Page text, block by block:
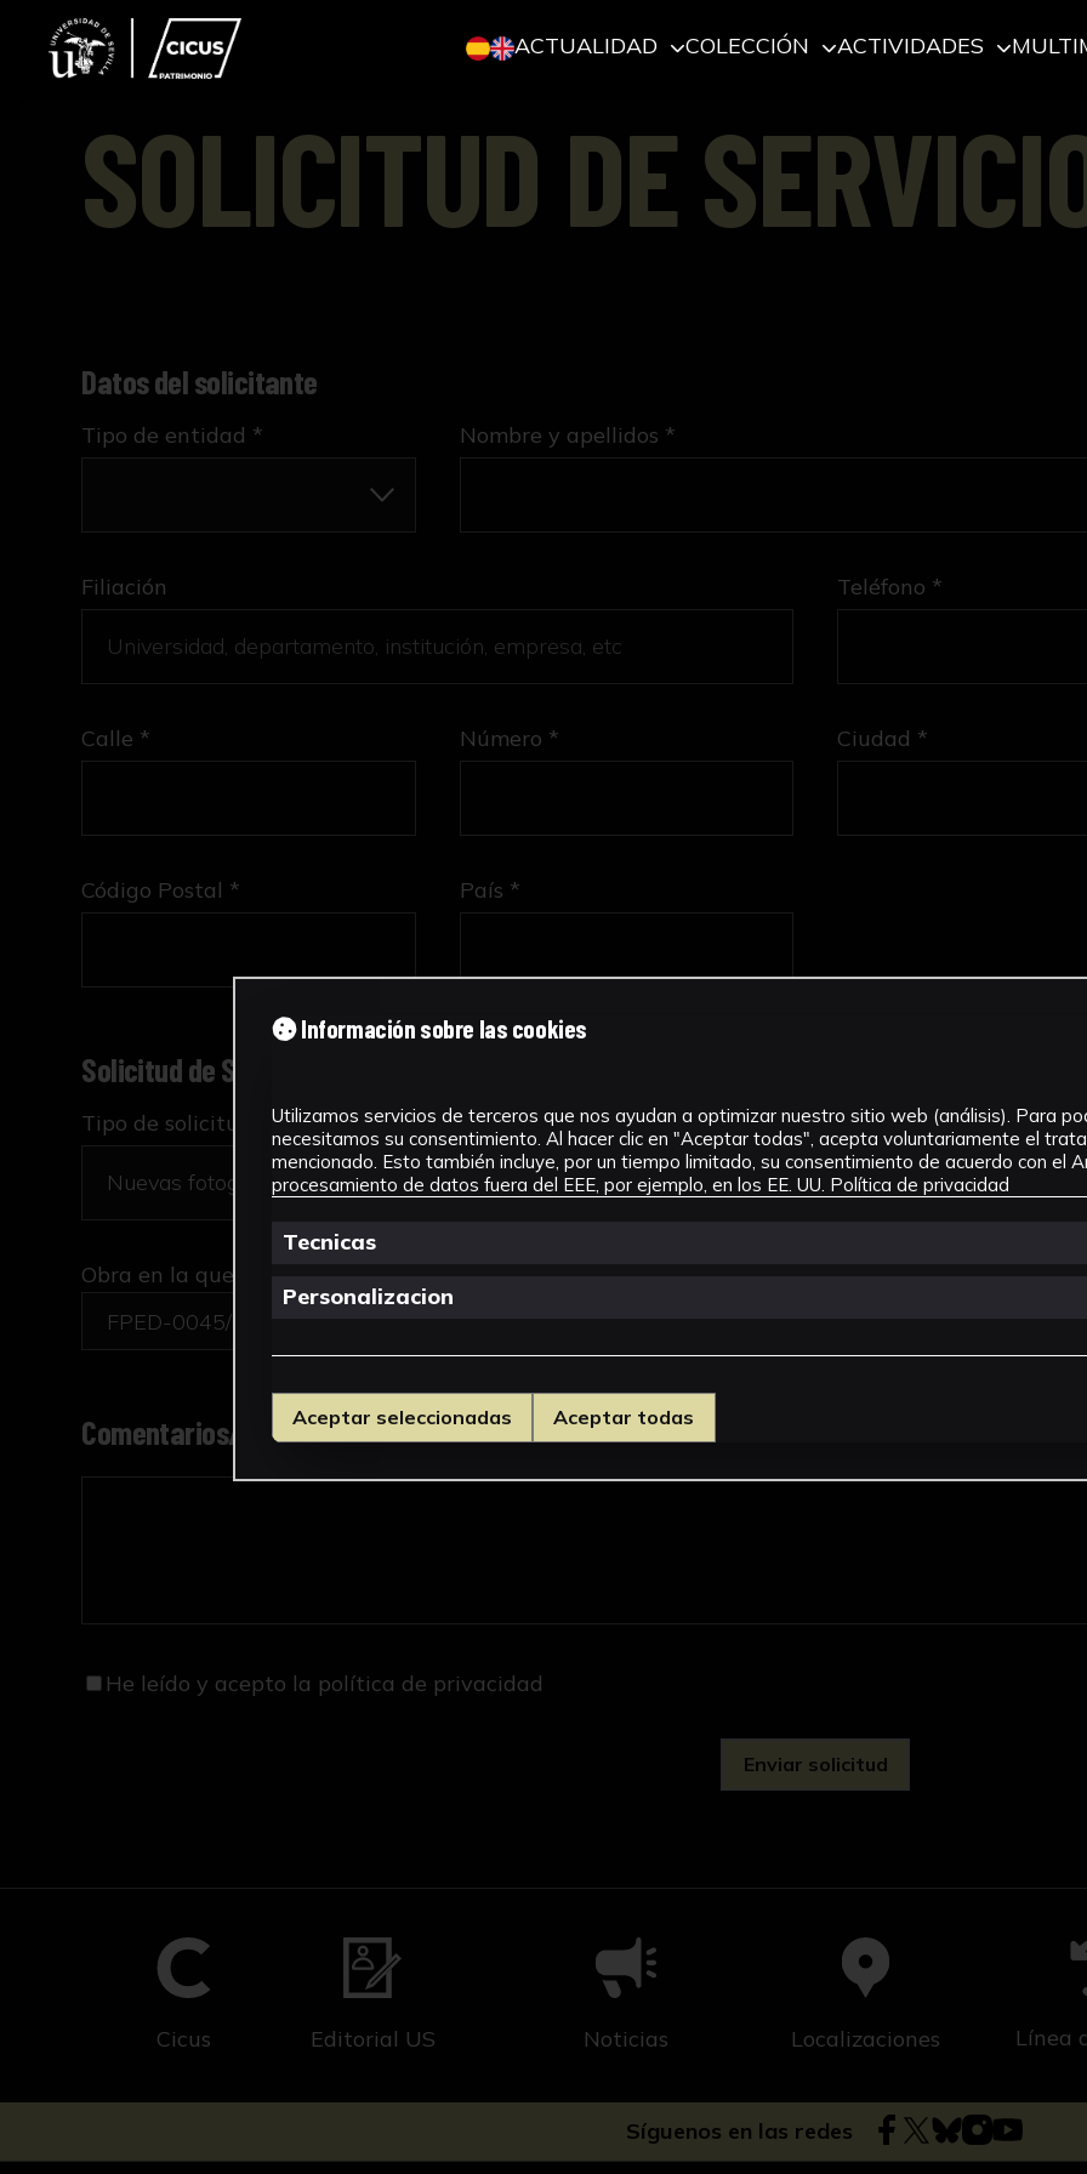
ACTUALIDAD COLECCIÓN ACTIVIDADES
SOLICITUD DE
Datos del solicitante
Tipo de entidad * Nombre y apellidos *
Filiación Teléfono *
Calle * Número * Ciudad *
Código Postal * País *
Solicitud de Servicio
Tipo de solicitud *
Obra en la que está interesado/a
FPED-0045/Cuaderno Rayas (segunda parte) - Método de Enseñanza de la lectura por la escritura
Comentarios/motivo de la solicitud *
He leído y acepto la política de privacidad
Cicus Editorial US Noticias Localizaciones Línea
Síguenos en las redes
Información sobre las cookies
Utilizamos servicios de terceros que nos ayudan a optimizar nuestro sitio web (análisis). Para
necesitamos su consentimiento. Al hacer clic en "Aceptar todas", acepta voluntariamente el
mencionado. Esto también incluye, por un tiempo limitado, su consentimiento de acuerdo con el
procesamiento de datos fuera del EEE, por ejemplo, en los EE. UU. Política de privacidad
Tecnicas
Personalizacion
Aceptar seleccionadas Aceptar todas